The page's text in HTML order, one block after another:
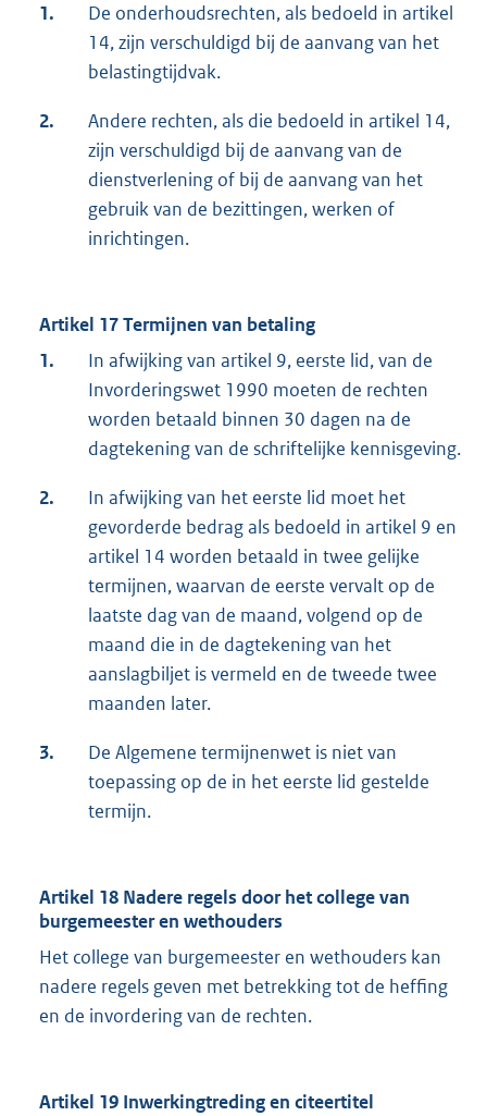
1.
De onderhoudsrechten, als bedoeld in artikel
14, zijn verschuldigd bij de aanvang van het
belastingtijdvak.
2.
Andere rechten, als die bedoeld in artikel 14,
zijn verschuldigd bij de aanvang van de
dienstverlening of bij de aanvang van het
gebruik van de bezittingen, werken of
inrichtingen.
Artikel 17 Termijnen van betaling
1.
In afwijking van artikel 9, eerste lid, van de
Invorderingswet 1990 moeten de rechten
worden betaald binnen 30 dagen na de
dagtekening van de schriftelijke kennisgeving.
2.
In afwijking van het eerste lid moet het
gevorderde bedrag als bedoeld in artikel 9 en
artikel 14 worden betaald in twee gelijke
termijnen, waarvan de eerste vervalt op de
laatste dag van de maand, volgend op de
maand die in de dagtekening van het
aanslagbiljet is vermeld en de tweede twee
maanden later.
3.
De Algemene termijnenwet is niet van
toepassing op de in het eerste lid gestelde
termijn.
Artikel 18 Nadere regels door het college van
burgemeester en wethouders
Het college van burgemeester en wethouders kan
nadere regels geven met betrekking tot de heffing
en de invordering van de rechten.
Artikel 19 Inwerkingtreding en citeertitel